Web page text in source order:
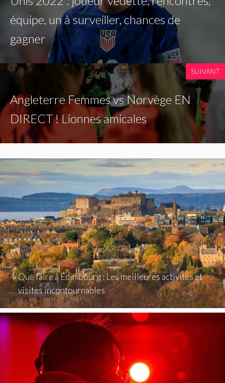
équipe, un à surveiller, chances de
gagner
SUIVANT
Angleterre Femmes vs Norvège EN
DIRECT ! Lionnes amicales
Que faire à Édimbourg : Les meilleures activités et
visites incontournables